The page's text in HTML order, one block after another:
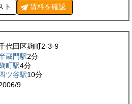
ト 賃料を確認
代田区麹町2-3-9
蔵門駅2分
町駅4分
ツ谷駅10分
9